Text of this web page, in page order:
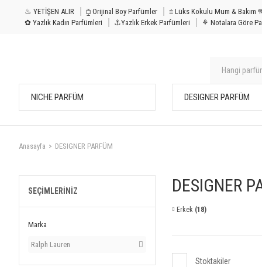
♨ YETİŞEN ALIR ⧮ Orijinal Boy Parfümler ⩭ Lüks
✿ Yazlık Kadın Parfümleri
⚓Yazlık Erkek Parfümleri ⚘ Notalara Göre
NICHE PARFÜM DESIGNER PARFÜM
Anasayfa DESIGNER PARFÜM
SEÇIMLERINIZ
Marka
Ralph Lauren
DESIGNER
Erkek (18)
Stoktakiler